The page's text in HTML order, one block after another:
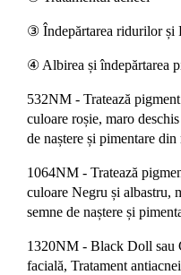
③ Îndepărtarea ridurilor și
④ Albirea și îndepărtarea
532NM - Tratează
culoare roșie, maro
de naștere și pimentare din
1064NM - Tratează
culoare Negru și albastru,
semne de naștere și
1320NM - Black Doll sau
facială, Tratament